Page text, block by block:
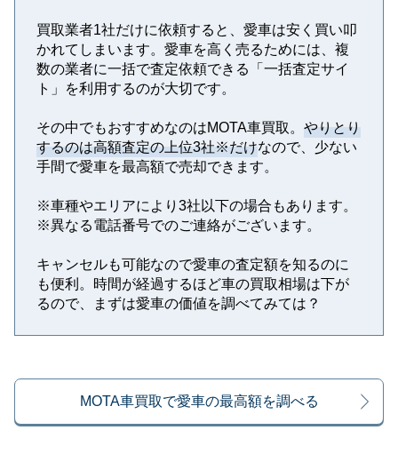
買取業者1社だけに依頼すると、愛車は安く買い叩
かれてしまいます。愛車を高く売るためには、複
数の業者に一括で査定依頼できる「一括査定サイ
ト」を利用するのが大切です。
その中でもおすすめなのはMOTA車買取。 やりとり
するのは高額査定の上位3社※だけなので、少ない
手間で愛車を最高額で売却できます。
※⾞種やエリアにより3社以下の場合もあります。
※異なる電話番号でのご連絡がございます。
キャンセルも可能なので愛車の査定額を知るのに
も便利。時間が経過するほど車の買取相場は下が
るので、まずは愛車の価値を調べてみては？
MOTA車買取で愛車の最高額を調べる